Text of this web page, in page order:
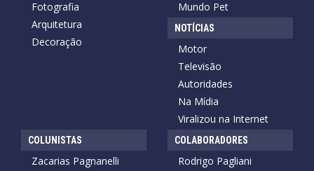
Fotografia
Arquitetura
Decoração
Mundo Pet
NOTÍCIAS
Motor
Televisão
Autoridades
Na Mídia
Viralizou na Internet
COLUNISTAS
Zacarias Pagnanelli
COLABORADORES
Rodrigo Pagliani